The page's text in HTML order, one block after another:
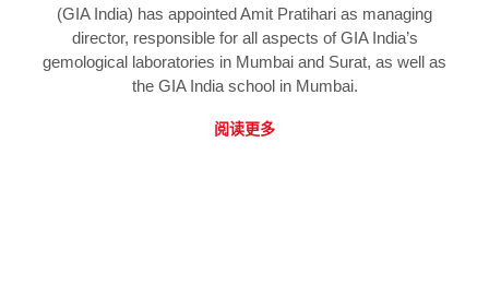
(GIA India) has appointed Amit Pratihari as managing
director, responsible for all aspects of GIA India’s
gemological laboratories in Mumbai and Surat, as well as
the GIA India school in Mumbai.
阅读更多